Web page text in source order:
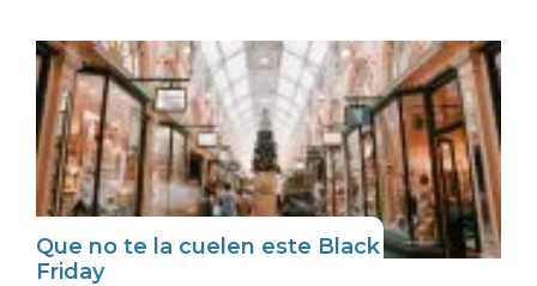
Que no te la cuelen este Black
Friday